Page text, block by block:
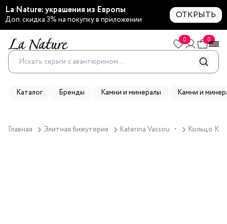
La Nature: украшения из Европы
Доп. скидка 3% на покупку в приложении ОТКРЫТЬ
0 0
Каталог Бренды Камни и минералы Камни и
Главная Элитная бижутерия Katerina Vassou ▼ Кольцо